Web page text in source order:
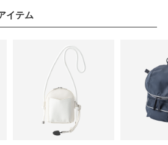
ネスも付属しており、不要時には正面
れはつきもの。表地のポリエステル素
ています。紐類もすべて水や汚れに強
イテム